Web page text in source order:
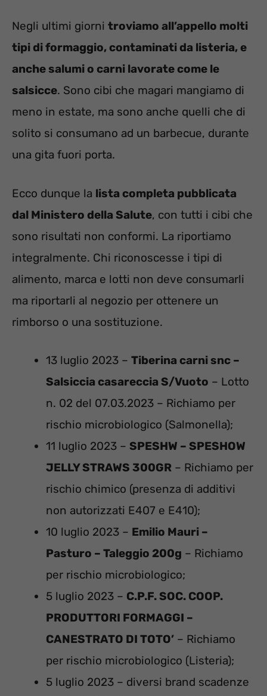
Negli ultimi giorni troviamo all’appello molti
tipi di formaggio, contaminati da listeria, e
anche salumi o carni lavorate come le
salsicce. Sono cibi che magari mangiamo di
meno in estate, ma sono anche quelli che di
solito si consumano ad un barbecue, durante
una gita fuori porta.
Ecco dunque la lista completa pubblicata
dal Ministero della Salute, con tutti i cibi che
sono risultati non conformi. La riportiamo
integralmente. Chi riconoscesse i tipi di
alimento, marca e lotti non deve consumarli
ma riportarli al negozio per ottenere un
rimborso o una sostituzione.
13 luglio 2023 – Tiberina carni snc –
Salsiccia casareccia S/Vuoto – Lotto
n. 02 del 07.03.2023 – Richiamo per
rischio microbiologico (Salmonella);
11 luglio 2023 – SPESHW – SPESHOW
JELLY STRAWS 300GR – Richiamo per
rischio chimico (presenza di additivi
non autorizzati E407 e E410);
10 luglio 2023 – Emilio Mauri –
Pasturo – Taleggio 200g – Richiamo
per rischio microbiologico;
5 luglio 2023 – C.P.F. SOC. COOP.
PRODUTTORI FORMAGGI –
CANESTRATO DI TOTO’ – Richiamo
per rischio microbiologico (Listeria);
5 luglio 2023 – diversi brand scadenze